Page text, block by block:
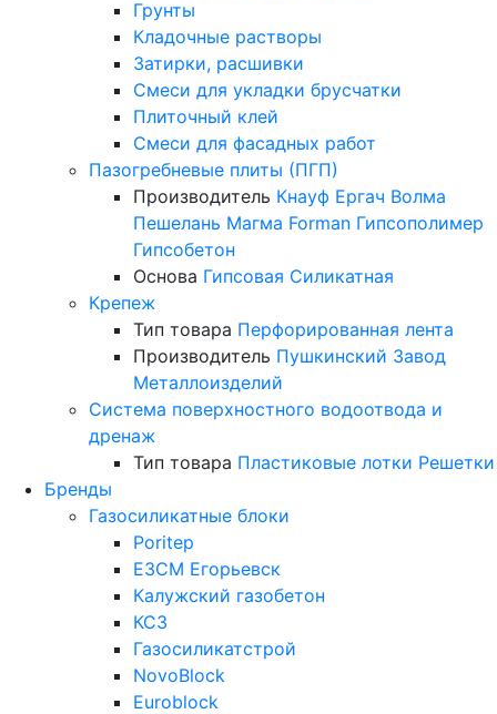
Грунты
Кладочные растворы
Затирки, расшивки
Смеси для укладки брусчатки
Плиточный клей
Смеси для фасадных работ
Пазогребневые плиты (ПГП)
Производитель Кнауф Ергач Волма
Пешелань Магма Forman Гипсополимер
Гипсобетон
Основа Гипсовая Силикатная
Крепеж
Тип товара Перфорированная лента
Производитель Пушкинский Завод
Металлоизделий
Система поверхностного водоотвода и
дренаж
Тип товара Пластиковые лотки Решетки
Бренды
Газосиликатные блоки
Poritep
ЕЗСМ Егорьевск
Калужский газобетон
КСЗ
Газосиликатстрой
NovoBlock
Euroblock